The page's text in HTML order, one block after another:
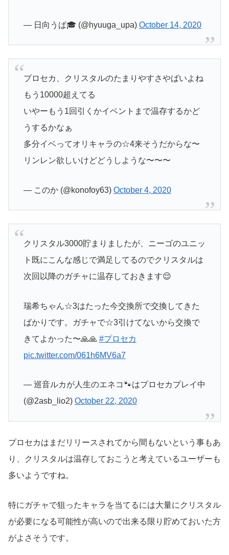
— 日向うぱ🎓 (@hyuuga_upa) October 14, 2020
プロセカ、クリスタルのたまりやすさやばいよね
もう10000超えてる
いやーもう1回引くかイベントまで温存するかど
うするかなぁ
多分イベってオリキャラの☆4来そうだからな〜
リンレン欲しいけどどうしような〜〜〜
— このか (@konofoy63) October 4, 2020
クリスタル3000貯まりましたが、ニーゴのユニッ
ト既にこんな感じで満足してるのでクリスタルは
次回以降のガチャに温存しておきます😌
瑞希ちゃん☆3はたった今交換所で交換してきた
ばかりです。ガチャで☆3引けてないから交換で
きてよかった〜🙏🙏 #プロセカ
pic.twitter.com/061h6MV6a7
— 巡音ルカが人生のエネコ🐾はプロセカプレイ中
(@2asb_lio2) October 22, 2020
プロセカはまだリリースされてから間もないという事もあ
り、クリスタルは温存しておこうと考えているユーザーも
多いようですね。
特にガチャで狙ったキャラを当てるには大量にクリスタル
が必要になる可能性が高いので出来る限り貯めておいた方
がよさそうです。